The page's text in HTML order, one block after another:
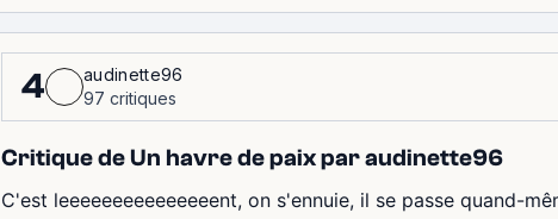
4
audinette96
97 critiques
Critique de Un havre de paix par audinette96
C'est leeeeeeeeeeeeeeent, on s'ennuie, il se passe quand-